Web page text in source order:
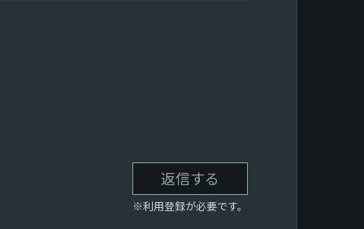
返信する
※利用登録が必要です。